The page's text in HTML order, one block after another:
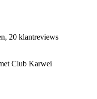
20 klantreviews
Club Karwei